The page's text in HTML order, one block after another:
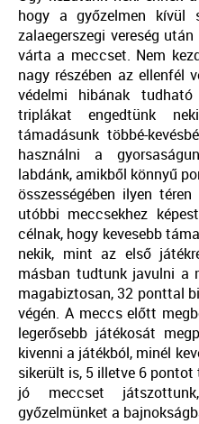
hogy a győzelmen kívül
zalaegerszegi vereség
várta a meccset. Nem
nagy részében az ellenfél
védelmi hibának
triplákat engedtünk
támadásunk többé-
használni a
labdánk, amikből könnyű
összességében ilyen
utóbbi meccsekhez
célnak, hogy kevesebb
nekik, mint az első
másban tudtunk javulni a
magabiztosan, 32 ponttal
végén. A meccs előtt
legerősebb játékosát
kivenni a játékból, minél
sikerült is, 5 illetve 6 pontot
jó meccset
győzelmünket a